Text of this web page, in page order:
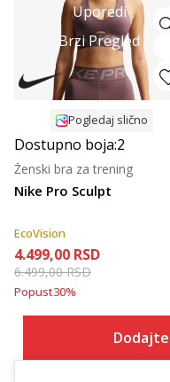
Uporedi
Brzi Pregled
Pogledaj slično
Dostupno boja:2
Nike Pro Sculpt
Ženski bra za trening
EcoVision
4.499,00 RSD
6.499,00RSD
Popust30%
Dodajte